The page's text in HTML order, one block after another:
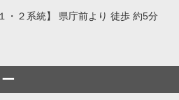
・２系統】 県庁前より 徒歩 約5分